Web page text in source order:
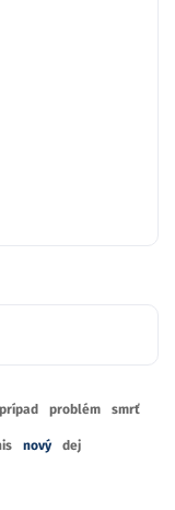
prípad problém smrť
nový dej